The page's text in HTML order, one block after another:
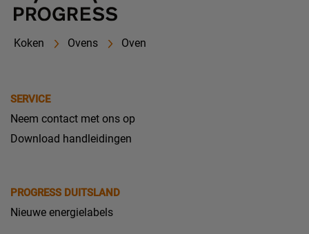
Koken Ovens Oven
SERVICE
Neem contact met ons op
Download handleidingen
PROGRESS DUITSLAND
Nieuwe energielabels